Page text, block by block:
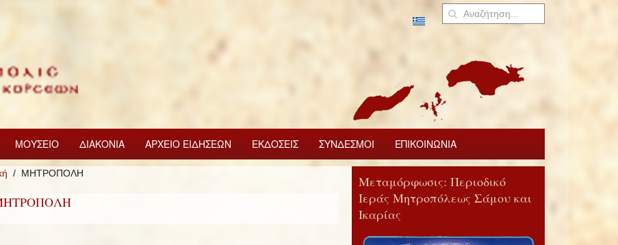
ΜΟΥΣΕΙΟ ΔΙΑΚΟΝΙΑ ΑΡΧΕΙΟ ΕΙΔΗΣΕΩΝ ΕΚΔΟΣΕΙΣ ΣΥΝΔΕΣΜΟΙ ΕΠΙΚΟΙΝΩΝΙΑ
ΜΗΤΡΟΠΟΛΗ
Μεταμόρφωσις: Περιοδικό
Ιεράς Μητροπόλεως Σάμου και
Ικαρίας